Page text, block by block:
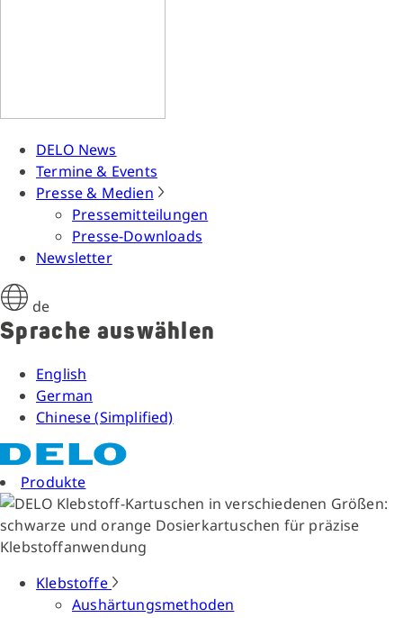
DELO News
Termine & Events
Presse & Medien
Pressemitteilungen
Presse-Downloads
Newsletter
de
Sprache auswählen
English
German
Chinese (Simplified)
Produkte
Klebstoffe
Aushärtungsmethoden